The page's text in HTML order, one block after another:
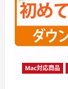
Mac対応商品